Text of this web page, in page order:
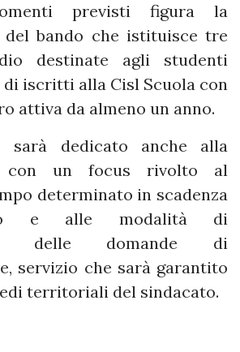
previsti figura la
del bando che istituisce tre
destinate agli studenti
iscritti alla Cisl Scuola con
attiva da almeno un anno.
sarà dedicato anche alla
un focus rivolto al
determinato in scadenza
e alle modalità di
delle domande di
servizio che sarà garantito
territoriali del sindacato.